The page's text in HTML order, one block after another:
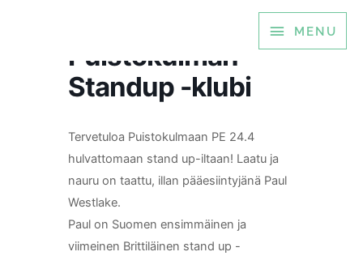
MENU
MENU
Puistokulman
Standup -klubi
Tervetuloa Puistokulmaan PE 24.4
hulvattomaan stand up-iltaan! Laatu ja
nauru on taattu, illan pääesiintyjänä Paul
Westlake.
Paul on Suomen ensimmäinen ja
viimeinen Brittiläinen stand up -